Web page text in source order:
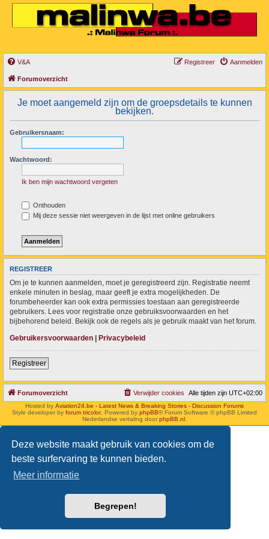
Deze website maakt gebruik van cookies om de
beste surfervaring te kunnen bieden.
Meer informatie
Begrepen!
V&A Aanmelden
Registreer
Forumoverzicht
Je moet aangemeld zijn om de groepsdetails te kunnen
bekijken.
Gebruikersnaam:
Wachtwoord:
Ik ben mijn wachtwoord vergeten
Onthouden
Mij deze sessie niet weergeven in de lijst met online gebruikers
REGISTREER
Om je te kunnen aanmelden, moet je geregistreerd zijn. Registratie neemt
enkele minuten in beslag, maar geeft je extra mogelijkheden. De
forumbeheerder kan ook extra permissies toestaan aan geregistreerde
gebruikers. Lees voor registratie onze gebruiksvoorwaarden en het
bijbehorend beleid. Bekijk ook de regels als je gebruik maakt van het forum.
Gebruikersvoorwaarden
Privacybeleid
Registreer
Forumoverzicht Alle tijden zijn UTC+02:00
Verwijder cookies
Hosted by Aviation24.be - Latest News & Breaking Stories - Discussion Forums
Style developer by forum tricolor, Powered by phpBB® Forum Software © phpBB Limited
Nederlandse vertaling doorphpBB.nl.